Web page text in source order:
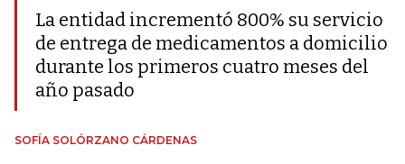
La entidad incrementó 800% su servicio
de entrega de medicamentos a domicilio
durante los primeros cuatro meses del
año pasado
SOFÍA SOLÓRZANO CÁRDENAS